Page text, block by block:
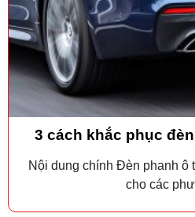
3 cách khắc phục
Nội dung chính Đèn phanh ô
cho các